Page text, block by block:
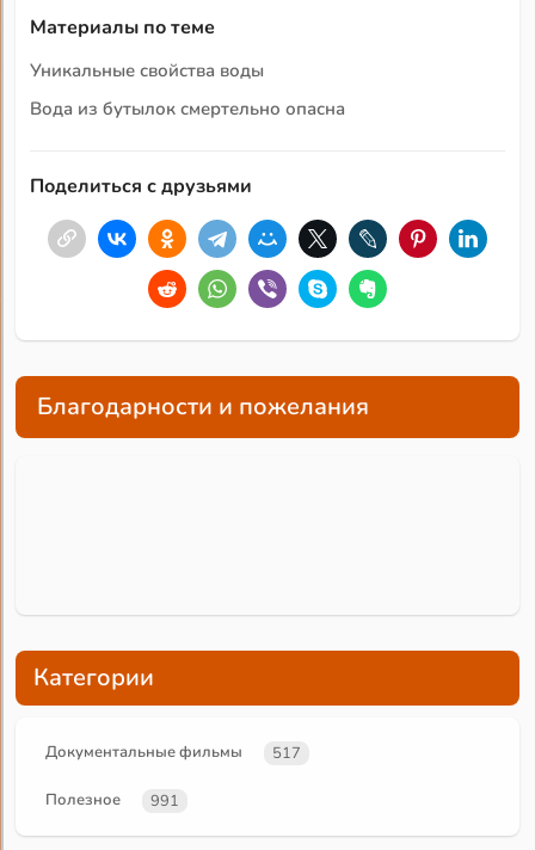
Материалы по теме
Уникальные свойства воды
Вода из бутылок смертельно опасна
Поделиться с друзьями
Благодарности и пожелания
Категории
Документальные фильмы 517
Полезное 991